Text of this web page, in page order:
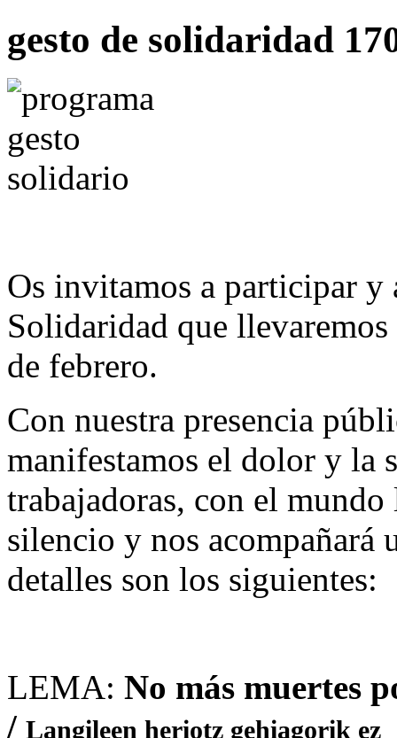
gesto de solidaridad
Os invitamos a participar y
Solidaridad que
de febrero.
Con nuestra presencia
manifestamos el dolor y la
trabajadoras, con el
silencio y nos acompañará
detalles son los siguientes:
LEMA: No más muertes
/ Langileen heriotz gehiagorik ez